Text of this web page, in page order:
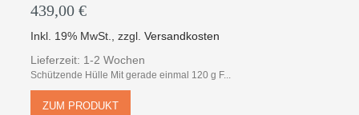
439,00 €
Inkl. 19% MwSt. ,zzgl.Versandkosten
Lieferzeit: 1-2 Wochen
Schützende Hülle Mit gerade einmal 120 g F...
ZUM PRODUKT